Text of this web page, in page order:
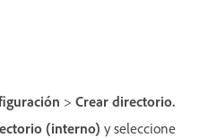
> Crear directorio.
(interno) y seleccione